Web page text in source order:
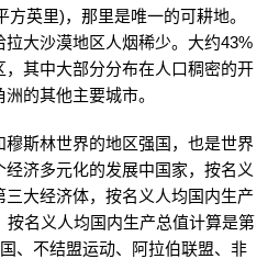
英里)，那里是唯一的可耕地。
大沙漠地区人烟稀少。大约43%
其中大部分分布在人口稠密的开
的其他主要城市。
斯林世界的地区强国，也是世界
济多元化的发展中国家，按名义
大经济体，按名义人均国内生产
按名义人均国内生产总值计算是第
、不结盟运动、阿拉伯联盟、非